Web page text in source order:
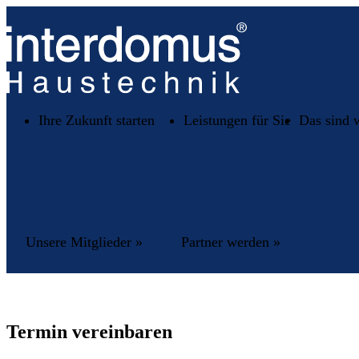
Ihre Zukunft starten Leistungen für Sie Das sind
Unsere Mitglieder » Partner werden »
Termin vereinbaren